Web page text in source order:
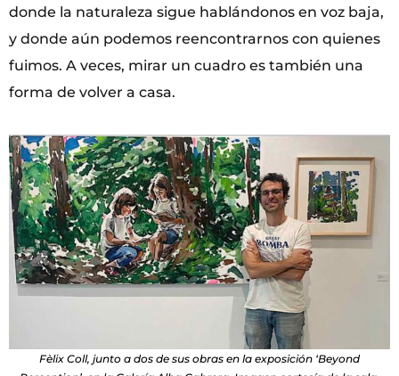
donde la naturaleza sigue hablándonos en voz baja,
y donde aún podemos reencontrarnos con quienes
fuimos. A veces, mirar un cuadro es también una
forma de volver a casa.
Fèlix Coll, junto a dos de sus obras en la exposición ‘Beyond